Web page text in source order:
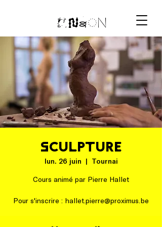
SCULPTURE
lun. 26 juin
  |
Tournai
Cours animé par Pierre Hallet
Pour s'inscrire : hallet.pierre@proximus.be